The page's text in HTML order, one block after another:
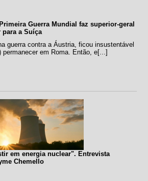
Guerra Mundial faz superior-geral
a Suíça
guerra contra a Áustria, ficou insustentável
permanecer em Roma. Então, e[...]
em energia nuclear". Entrevista
Chemello